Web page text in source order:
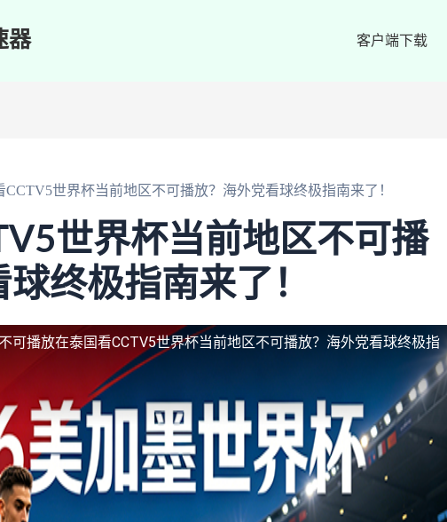
器 客户端下载
CCTV5世界杯当前地区不可播放？海外党看球终极指南来了！
世界杯当前地区不可播
终极指南来了！
可播放在泰国看CCTV5世界杯当前地区不可播放？海外党看球终极指